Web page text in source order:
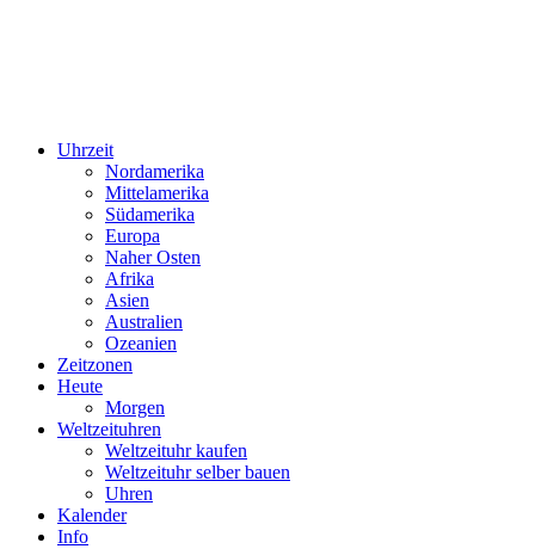
Uhrzeit
Nordamerika
Mittelamerika
Südamerika
Europa
Naher Osten
Afrika
Asien
Australien
Ozeanien
Zeitzonen
Heute
Morgen
Weltzeituhren
Weltzeituhr kaufen
Weltzeituhr selber bauen
Uhren
Kalender
Info